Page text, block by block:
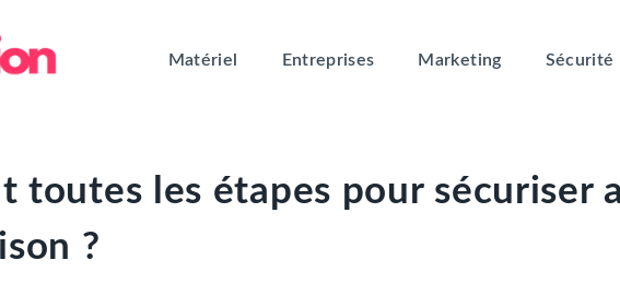
Matériel Entreprises Marketing Sécurité
toutes les étapes pour sécuriser
?